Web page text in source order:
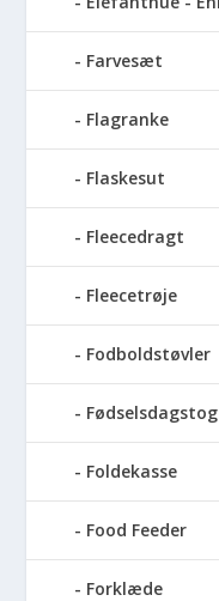
Farvesæt
Flagranke
Flaskesut
Fleecedragt
Fleecetrøje
Fodboldstøvler
Fødselsdagstog
Foldekasse
Food Feeder
Forklæde